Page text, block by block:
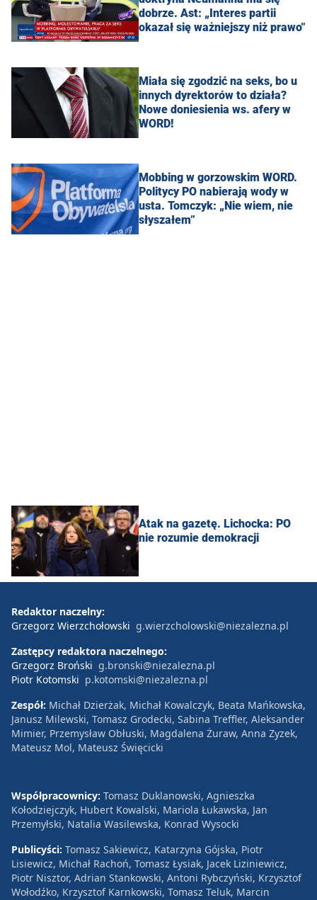
dobrze. Ast: „Interes partii
okazał się ważniejszy niż prawo"
Miała się zgodzić na seks, bo u
innych dyrektorów to działa?
Nowe doniesienia ws. afery w
WORD!
Mobbing w gorzowskim WORD.
Politycy PO nabierają wody w
usta. Tomczyk: „Nie wiem, nie
słyszałem”
Atak na gazetę. Lichocka: PO
nie rozumie demokracji
Redaktor naczelny:
Grzegorz Wierzchołowski g.wierzcholowski@niezalezna.pl
Zastępcy redaktora naczelnego:
Grzegorz Broński g.bronski@niezalezna.pl
Piotr Kotomski p.kotomski@niezalezna.pl
Zespół: Michał Dzierżak, Michał Kowalczyk, Beata Mańkowska,
Janusz Milewski, Tomasz Grodecki, Sabina Treffler, Aleksander
Mimier, Przemysław Obłuski, Magdalena Żuraw, Anna Zyzek,
Mateusz Mol, Mateusz Święcicki
Współpracownicy: Tomasz Duklanowski, Agnieszka
Kołodziejczyk, Hubert Kowalski, Mariola Łukawska, Jan
Przemyłski, Natalia Wasilewska, Konrad Wysocki
Publicyści: Tomasz Sakiewicz, Katarzyna Gójska, Piotr
Lisiewicz, Michał Rachoń, Tomasz Łysiak, Jacek Liziniewicz,
Piotr Nisztor, Adrian Stankowski, Antoni Rybczyński, Krzysztof
Wołodźko, Krzysztof Karnkowski, Tomasz Teluk, Marcin